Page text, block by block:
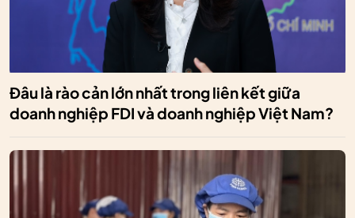
Đâu là rào cản lớn nhất trong liên kết giữa
doanh nghiệp FDI và doanh nghiệp Việt Nam?